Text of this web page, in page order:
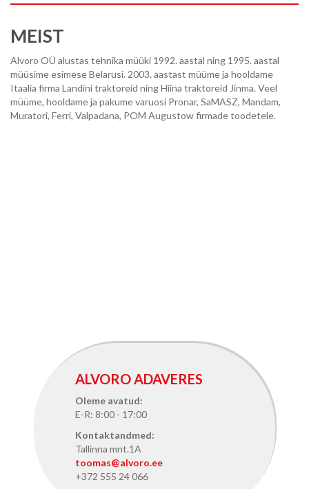
MEIST
Alvoro OÜ alustas tehnika müüki 1992. aastal ning 1995. aastal
müüsime esimese Belarusi. 2003. aastast müüme ja hooldame
Itaalia firma Landini traktoreid ning Hiina traktoreid Jinma. Veel
müüme, hooldame ja pakume varuosi Pronar, SaMASZ, Mandam,
Muratori, Ferri, Valpadana, POM Augustow firmade toodetele.
ALVORO ADAVERES
Oleme avatud:
E-R: 8:00 - 17:00
Kontaktandmed:
Tallinna mnt.1A
toomas@alvoro.ee
+372 555 24 066